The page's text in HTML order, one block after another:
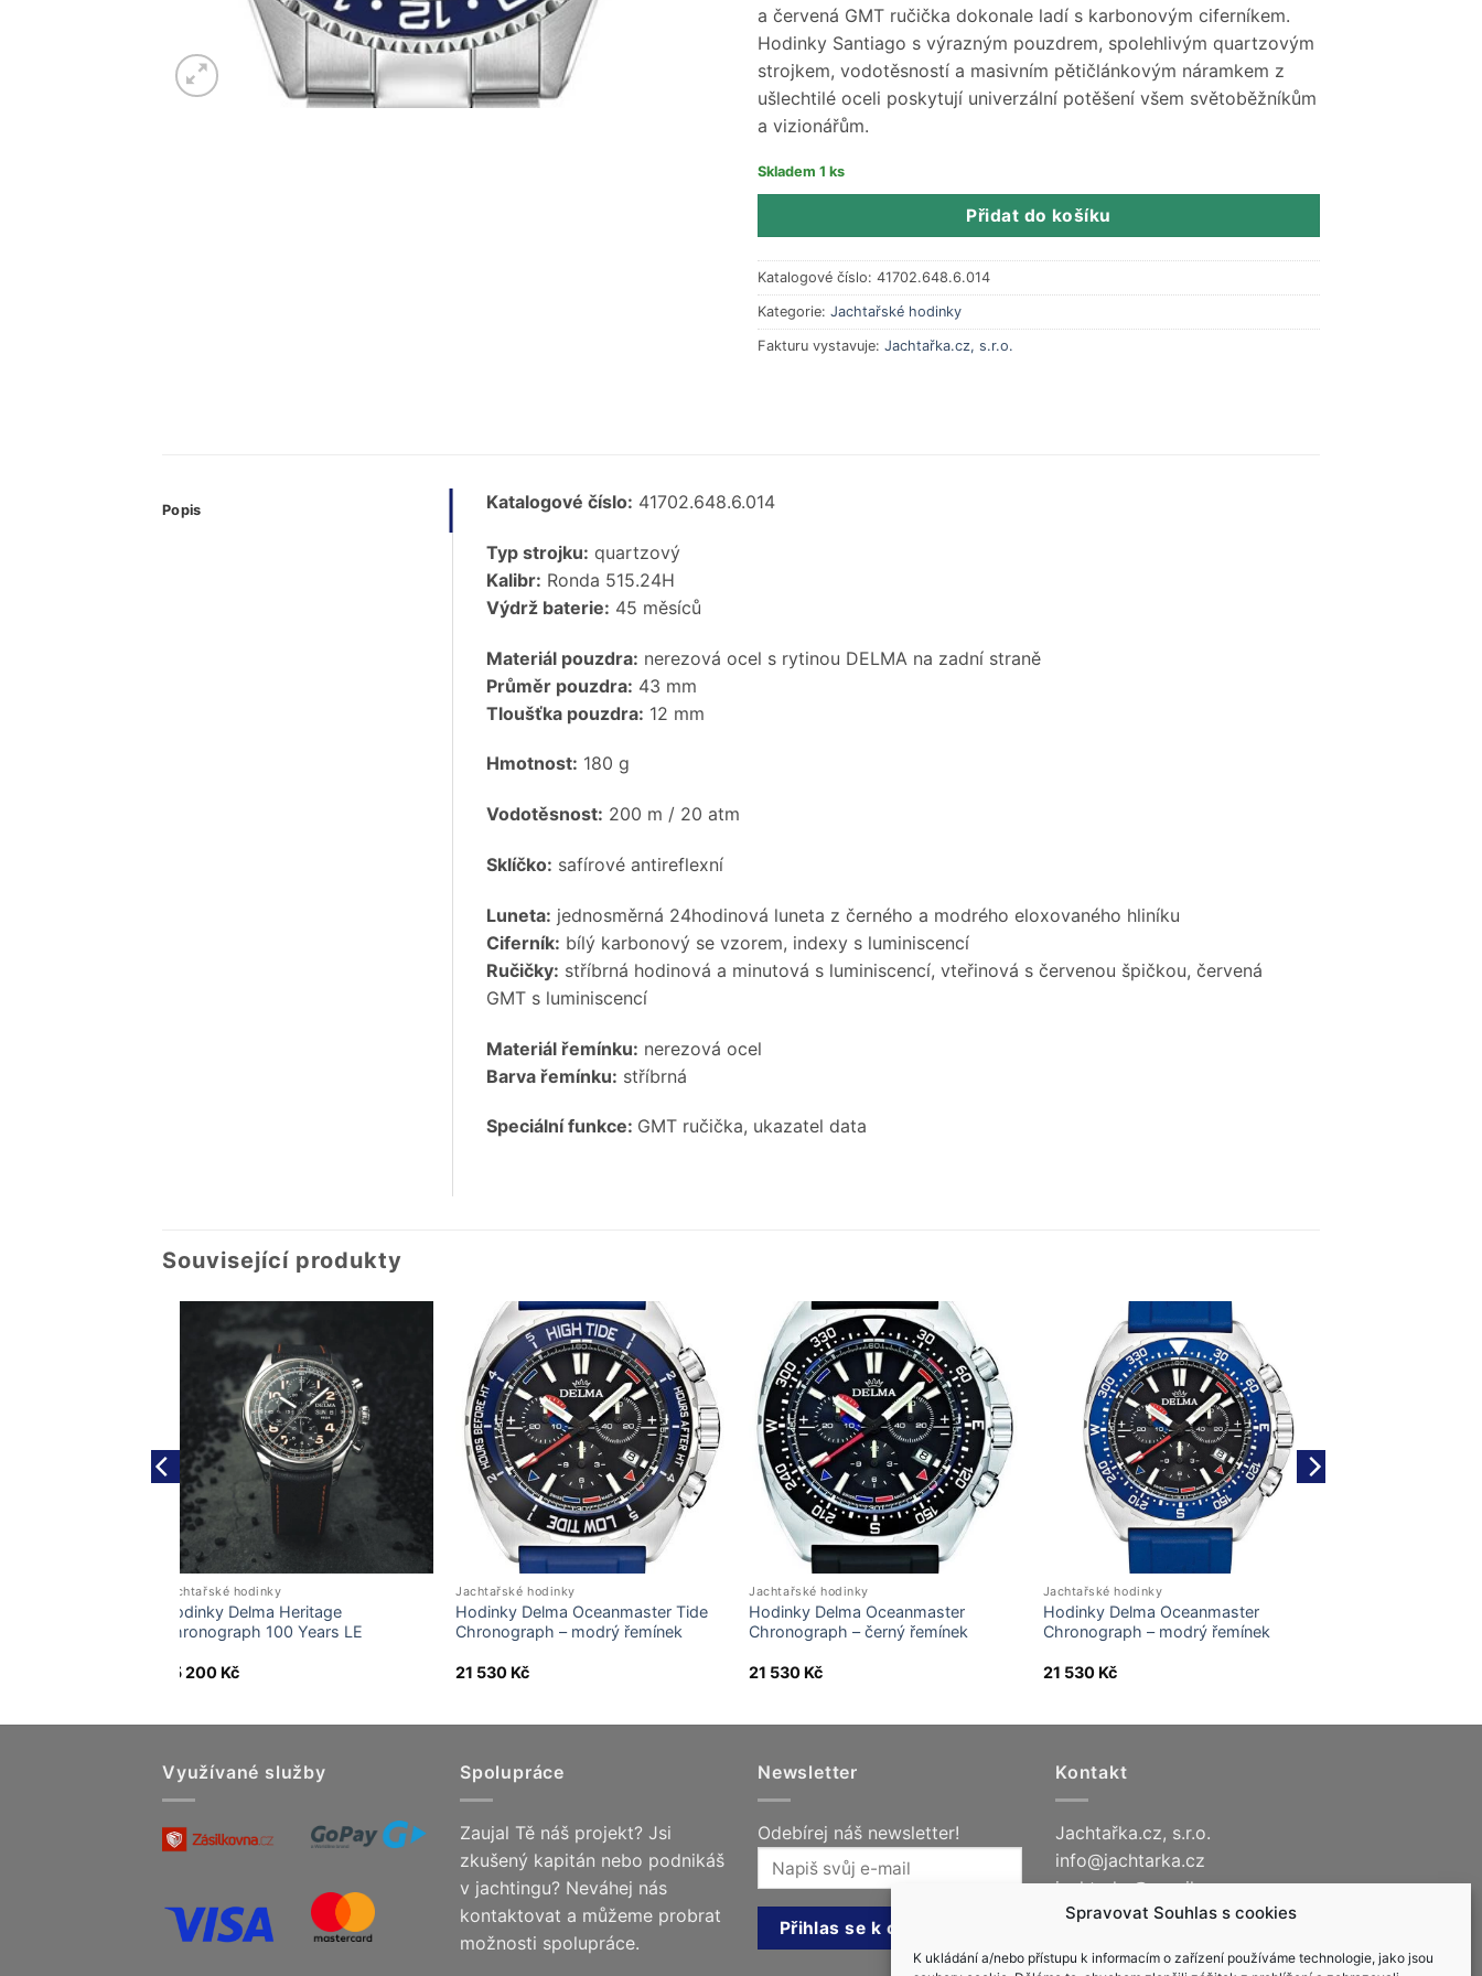
Spravovat Souhlas s cookies
K ukládání a/nebo přístupu k informacím o zařízení používáme technologie, jako jsou
a červená GMT ručička dokonale ladí s karbonovým ciferníkem.
Hodinky Santiago s výrazným pouzdrem, spolehlivým quartzovým
strojkem, vodotěsností a masivním pětičlánkovým náramkem z
ušlechtilé oceli poskytují univerzální potěšení všem světoběžníkům
a vizionářům.
Skladem 1 ks
Přidat do košíku
Katalogové číslo: 41702.648.6.014
Kategorie: Jachtařské hodinky
Fakturu vystavuje: Jachtařka.cz, s.r.o.
Popis Katalogové číslo: 41702.648.6.014
Typ strojku: quartzový
Kalibr: Ronda 515.24H
Výdrž baterie: 45 měsíců
Materiál pouzdra: nerezová ocel s rytinou DELMA na zadní straně
Průměr pouzdra: 43 mm
Tloušťka pouzdra: 12 mm
Hmotnost: 180 g
Vodotěsnost: 200 m / 20 atm
Sklíčko: safírové antireflexní
Luneta: jednosměrná 24hodinová luneta z černého a modrého eloxovaného hliníku
Ciferník: bílý karbonový se vzorem, indexy s luminiscencí
Ručičky: stříbrná hodinová a minutová s luminiscencí, vteřinová s červenou špičkou, červená
GMT s luminiscencí
Materiál řemínku: nerezová ocel
Barva řemínku: stříbrná
Speciální funkce: GMT ručička, ukazatel data
Související produkty
Jachtařské hodinky
Hodinky Delma Heritage
Chronograph 100 Years LE
75 200 Kč
Jachtařské hodinky
Hodinky Delma Oceanmaster Tide
Chronograph – modrý řemínek
21 530 Kč
Jachtařské hodinky
Hodinky Delma Oceanmaster
Chronograph – černý řemínek
21 530 Kč
Jachtařské hodinky
Hodinky Delma Oceanmaster
Chronograph – modrý řemínek
21 530 Kč
Využívané služby Spolupráce
Zaujal Tě náš projekt? Jsi
zkušený kapitán nebo podnikáš
v jachtingu? Neváhej nás
kontaktovat a můžeme probrat
možnosti spolupráce.
Newsletter
Odebírej náš newsletter!
Kontakt
Jachtařka.cz, s.r.o.
info@jachtarka.cz
jachtarka@gmail.com
+420 605 220 553